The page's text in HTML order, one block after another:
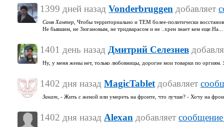
1399 дней назад Vonderbruggen добавляет
Саня Хантер, Чтобы территориально и ТЕМ более-политически
Не бывшим, не Зюгановым, не тридварасом и не ..хрен знает кем еще.На...
1401 день назад Дмитрий Селезнев
Ну, у меня жены нет, только любовницы, дорогие мои товарки по
1402 дня назад MagicTablet добавляет
Закат, - Жить с женой или умереть на фронте, что лучше? - Хочу на
1402 дня назад Alexan добавляет